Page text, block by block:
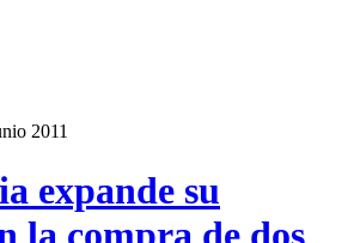
2011
expande su
la compra de dos